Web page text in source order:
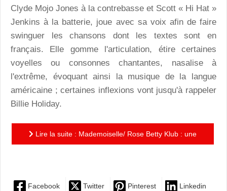
Clyde Mojo Jones à la contrebasse et Scott « Hi Hat »
Jenkins à la batterie, joue avec sa voix afin de faire
swinguer les chansons dont les textes sont en
français. Elle gomme l'articulation, étire certaines
voyelles ou consonnes chantantes, nasalise à
l'extrême, évoquant ainsi la musique de la langue
américaine ; certaines inflexions vont jusqu'à rappeler
Billie Holiday.
Lire la suite : Mademoiselle/ Rose Betty Klub : une
Facebook Twitter Pinterest Linkedin